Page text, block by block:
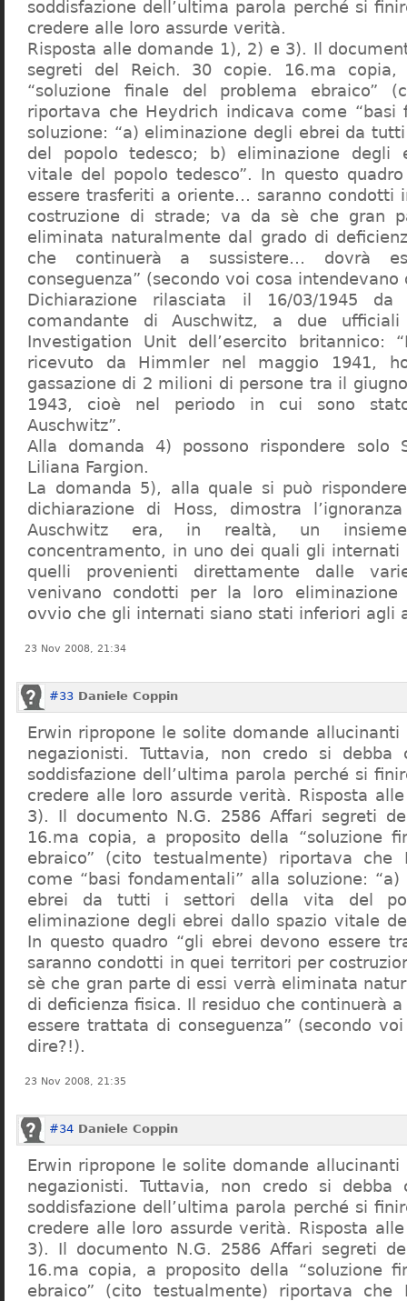
soddisfazione dell’ultima parola perché si
credere alle loro assurde verità.
Risposta alle domande 1), 2) e 3). Il
segreti del Reich. 30 copie. 16.ma copia,
“soluzione finale del problema ebraico”
riportava che Heydrich indicava come “basi
soluzione: “a) eliminazione degli ebrei da
del popolo tedesco; b) eliminazione degli
vitale del popolo tedesco”. In questo
essere trasferiti a oriente… saranno condotti
costruzione di strade; va da sè che gran
eliminata naturalmente dal grado di
che continuerà a sussistere… dovrà
conseguenza” (secondo voi cosa intendevano
Dichiarazione rilasciata il 16/03/1945
comandante di Auschwitz, a due
Investigation Unit dell’esercito britannico:
ricevuto da Himmler nel maggio 1941,
gassazione di 2 milioni di persone tra il
1943, cioè nel periodo in cui sono
Auschwitz”.
Alla domanda 4) possono rispondere solo
Liliana Fargion.
La domanda 5), alla quale si può
dichiarazione di Hoss, dimostra
Auschwitz era, in realtà, un
concentramento, in uno dei quali gli
quelli provenienti direttamente dalle
venivano condotti per la loro eliminazione
ovvio che gli internati siano stati inferiori agli
23 Nov 2008, 21:34
#33 Daniele Coppin
Erwin ripropone le solite domande
negazionisti. Tuttavia, non credo si debba
soddisfazione dell’ultima parola perché si
credere alle loro assurde verità. Risposta
3). Il documento N.G. 2586 Affari segreti
16.ma copia, a proposito della “soluzione
ebraico” (cito testualmente) riportava che
come “basi fondamentali” alla soluzione:
ebrei da tutti i settori della vita del
eliminazione degli ebrei dallo spazio vitale
In questo quadro “gli ebrei devono essere
saranno condotti in quei territori per
sè che gran parte di essi verrà eliminata
di deficienza fisica. Il residuo che continuerà
essere trattata di conseguenza” (secondo
dire?!).
23 Nov 2008, 21:35
#34 Daniele Coppin
Erwin ripropone le solite domande
negazionisti. Tuttavia, non credo si debba
soddisfazione dell’ultima parola perché si
credere alle loro assurde verità. Risposta
3). Il documento N.G. 2586 Affari segreti
16.ma copia, a proposito della “soluzione
ebraico” (cito testualmente) riportava che